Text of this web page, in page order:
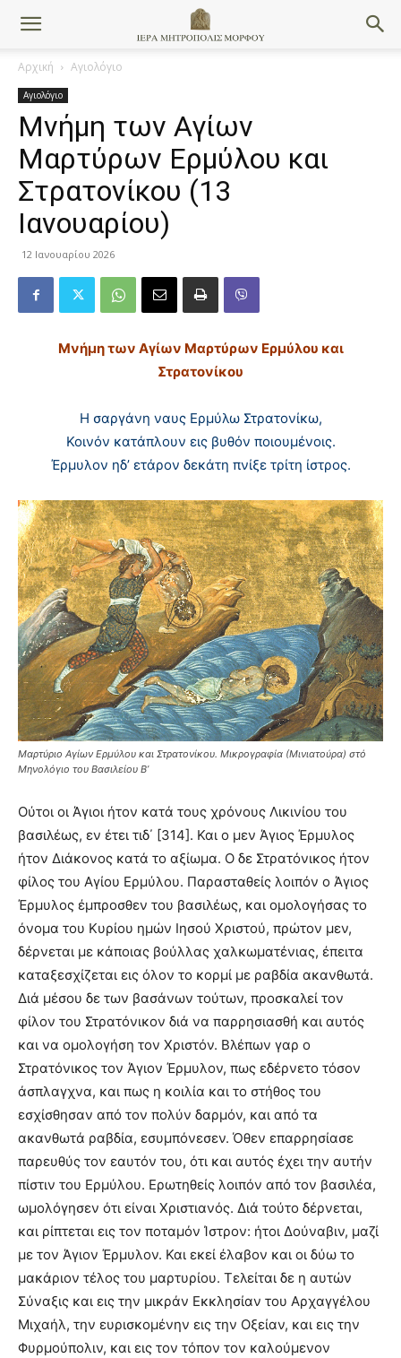
Αρχική Αγιολόγιο
Αγιολόγιο
Μνήμη των Αγίων
Μαρτύρων Ερμύλου και
Στρατονίκου (13
Ιανουαρίου)
12 Ιανουαρίου 2026
Μνήμη των Αγίων Μαρτύρων Ερμύλου και
Στρατονίκου
H σαργάνη ναυς Eρμύλω Στρατονίκω,
Κοινόν κατάπλουν εις βυθόν ποιουμένοις.
Έρμυλον ηδ’ ετάρον δεκάτη πνίξε τρίτη ίστρος.
Μαρτύριο Αγίων Ερμύλου και Στρατονίκου. Μικρογραφία (Μινιατούρα) στό
Μηνολόγιο του Βασιλείου Β’
Oύτοι οι Άγιοι ήτον κατά τους χρόνους Λικινίου του
βασιλέως, εν έτει τιδ΄ [314]. Και ο μεν Άγιος Έρμυλος
ήτον Διάκονος κατά το αξίωμα. O δε Στρατόνικος ήτον
φίλος του Aγίου Eρμύλου. Παρασταθείς λοιπόν ο Άγιος
Έρμυλος έμπροσθεν του βασιλέως, και ομολογήσας το
όνομα του Κυρίου ημών Ιησού Χριστού, πρώτον μεν,
δέρνεται με κάποιας βούλλας χαλκωματένιας, έπειτα
καταξεσχίζεται εις όλον το κορμί με ραβδία ακανθωτά.
Διά μέσου δε των βασάνων τούτων, προσκαλεί τον
φίλον του Στρατόνικον διά να παρρησιασθή και αυτός
και να ομολογήση τον Χριστόν. Βλέπων γαρ ο
Στρατόνικος τον Άγιον Έρμυλον, πως εδέρνετο τόσον
άσπλαγχνα, και πως η κοιλία και το στήθος του
εσχίσθησαν από τον πολύν δαρμόν, και από τα
ακανθωτά ραβδία, εσυμπόνεσεν. Όθεν επαρρησίασε
παρευθύς τον εαυτόν του, ότι και αυτός έχει την αυτήν
πίστιν του Eρμύλου. Eρωτηθείς λοιπόν από τον βασιλέα,
ωμολόγησεν ότι είναι Χριστιανός. Διά τούτο δέρνεται,
και ρίπτεται εις τον ποταμόν Ίστρον: ήτοι Δούναβιν, μαζί
με τον Άγιον Έρμυλον. Και εκεί έλαβον και οι δύω το
μακάριον τέλος του μαρτυρίου. Τελείται δε η αυτών
Σύναξις και εις την μικράν Eκκλησίαν του Aρχαγγέλου
Μιχαήλ, την ευρισκομένην εις την Oξείαν, και εις την
Φυρμούπολιν, και εις τον τόπον τον καλούμενον